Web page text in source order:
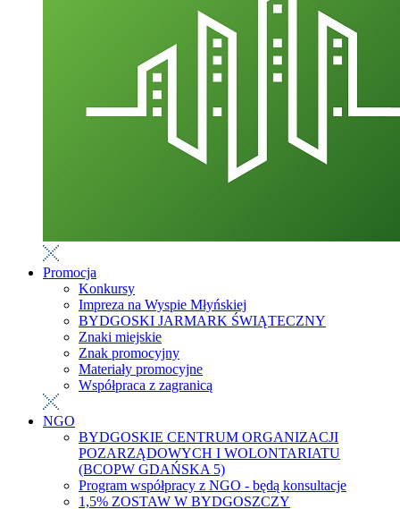
Promocja
Konkursy
Impreza na Wyspie Młyńskiej
BYDGOSKI JARMARK ŚWIĄTECZNY
Znaki miejskie
Znak promocyjny
Materiały promocyjne
Współpraca z zagranicą
NGO
BYDGOSKIE CENTRUM ORGANIZACJI
POZARZĄDOWYCH I WOLONTARIATU
(BCOPW GDAŃSKA 5)
Program współpracy z NGO - będą konsultacje
1,5% ZOSTAW W BYDGOSZCZY